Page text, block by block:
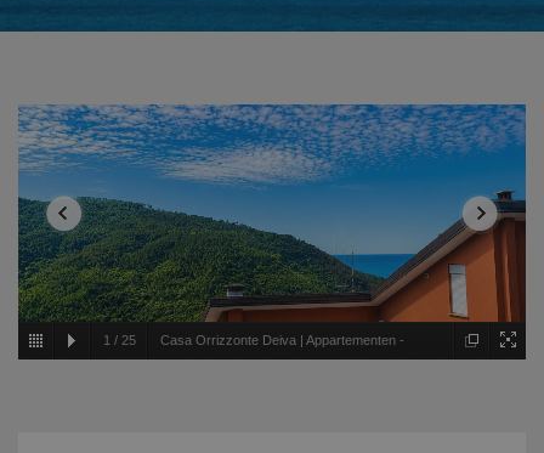
1 / 25 Casa Orrizzonte Deiva | Appartementen -